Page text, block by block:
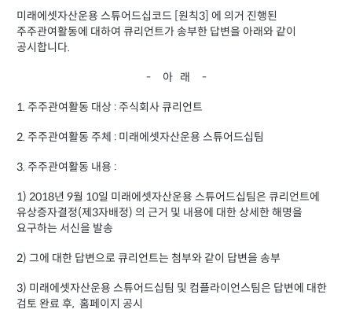
미래에셋자산운용 스튜어드십코드 [원칙3] 에 의거 진행된
주주관여활동에 대하여 큐리언트가 송부한 답변을 아래와 같이
공시합니다.
- 아 래 -
1. 주주관여활동 대상 : 주식회사 큐리언트
2. 주주관여활동 주체 : 미래에셋자산운용 스튜어드십팀
3. 주주관여활동 내용 :
1) 2018년 9월 10일 미래에셋자산운용 스튜어드십팀은 큐리언트에
유상증자결정(제3자배정) 의 근거 및 내용에 대한 상세한 해명을
요구하는 서신을 발송
2) 그에 대한 답변으로 큐리언트는 첨부와 같이 답변을 송부
3) 미래에셋자산운용 스튜어드십팀 및 컴플라이언스팀은 답변에 대한
검토 완료 후, 홈페이지 공시